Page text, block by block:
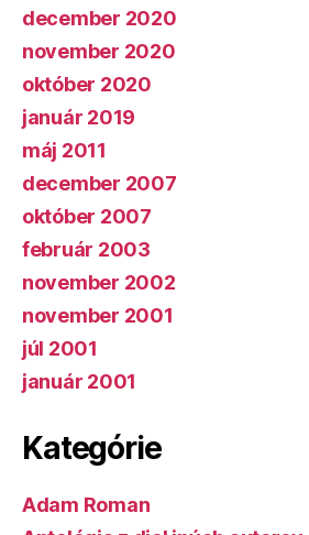
december 2020
november 2020
október 2020
január 2019
máj 2011
december 2007
október 2007
február 2003
november 2002
november 2001
júl 2001
január 2001
Kategórie
Adam Roman